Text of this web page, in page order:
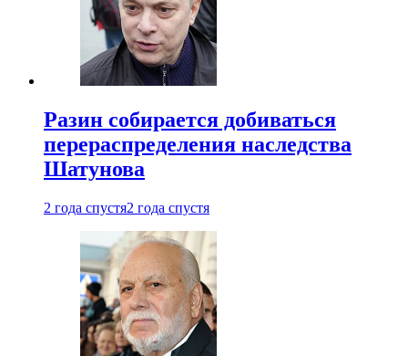
Разин собирается добиваться
перераспределения наследства
Шатунова
2 года спустя2 года спустя